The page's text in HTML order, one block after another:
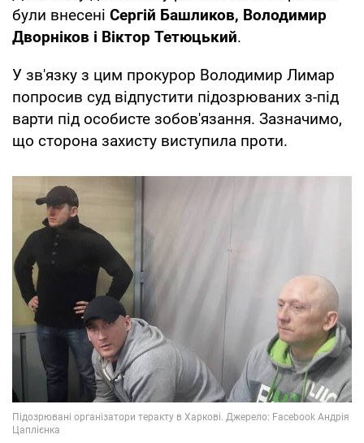
були внесені Сергій Башликов, Володимир
Дворніков і Віктор Тетюцький.
У зв'язку з цим прокурор Володимир Лимар
попросив суд відпустити підозрюваних з-під
варти під особисте зобов'язання. Зазначимо,
що сторона захисту виступила проти.